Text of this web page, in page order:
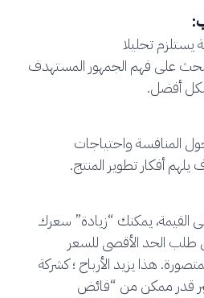
تحليلا
على فهم الجمهور المستهدف
أفضل.
المنافسة واحتياجات
أفكار تطوير المنتج.
القيمة، يمكنك “زيادة” سعرك
الحد الأقصى للسعر
هذا يزيد الأرباح ؛ كشركة
قدر ممكن من “فائض